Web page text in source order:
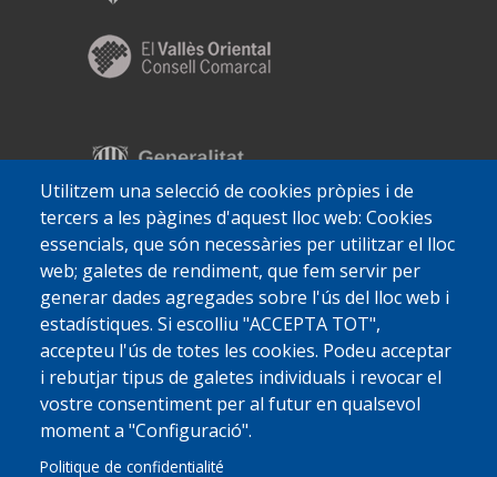
Utilitzem una selecció de cookies pròpies i de
tercers a les pàgines d'aquest lloc web: Cookies
essencials, que són necessàries per utilitzar el lloc
web; galetes de rendiment, que fem servir per
generar dades agregades sobre l'ús del lloc web i
estadístiques. Si escolliu "ACCEPTA TOT",
accepteu l'ús de totes les cookies. Podeu acceptar
i rebutjar tipus de galetes individuals i revocar el
vostre consentiment per al futur en qualsevol
moment a "Configuració".
Politique de confidentialité